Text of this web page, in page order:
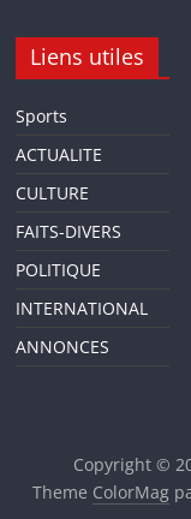
Liens utiles
Sports
ACTUALITE
CULTURE
FAITS-DIVERS
POLITIQUE
INTERNATIONAL
ANNONCES
Copyright ©
Theme ColorMag